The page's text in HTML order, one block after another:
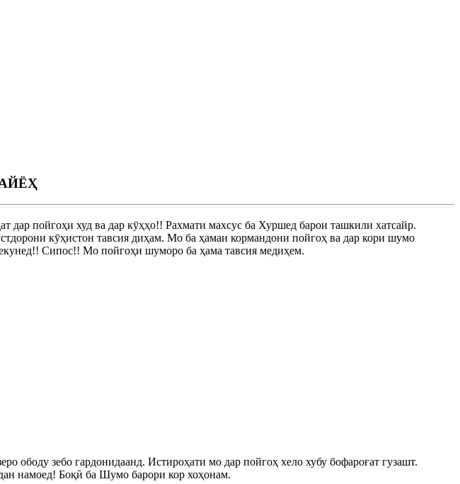
пойгоҳи худ ва дар кӯҳҳо!! Рахмати махсус ба Хуршед барои ташкили хатсайр.
кӯҳистон тавсия диҳам. Мо ба ҳамаи кормандони пойгоҳ ва дар кори шумо
Сипос!! Мо пойгоҳи шуморо ба ҳама тавсия медиҳем.
зебо гардонидаанд. Истироҳати мо дар пойгоҳ хело хубу бофароғат гузашт.
намоед! Боқӣ ба Шумо барори кор хоҳонам.